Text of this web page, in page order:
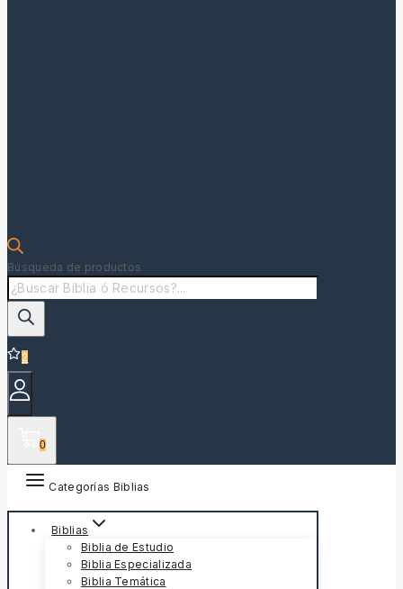
Búsqueda de productos
2
0
Categorías Biblias
Biblias
Biblia de Estudio
Biblia Especializada
Biblia Temática